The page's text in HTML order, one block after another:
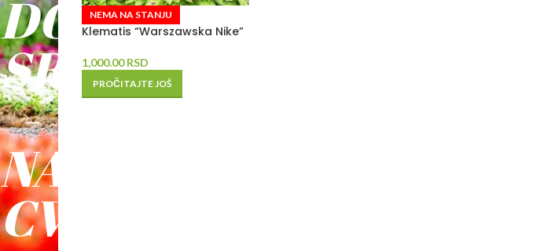
DO
SREĆE
-
NAŠE
CVEĆE
NEMA NA STANJU
Klematis “Warszawska Nike”
1,000.00RSD
PROČITAJTE JOŠ